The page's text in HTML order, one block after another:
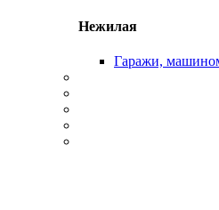
Нежилая
Гаражи,